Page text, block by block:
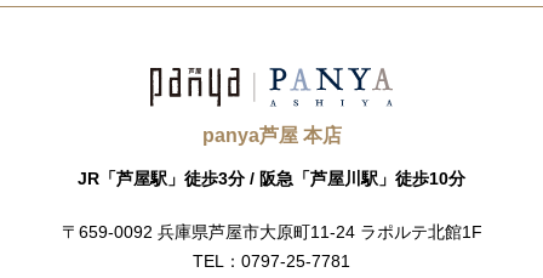
panya芦屋 本店
JR「芦屋駅」徒歩3分 / 阪急「芦屋川駅」徒歩10分
〒659-0092 兵庫県芦屋市大原町11-24 ラポルテ北館1F
TEL：0797-25-7781